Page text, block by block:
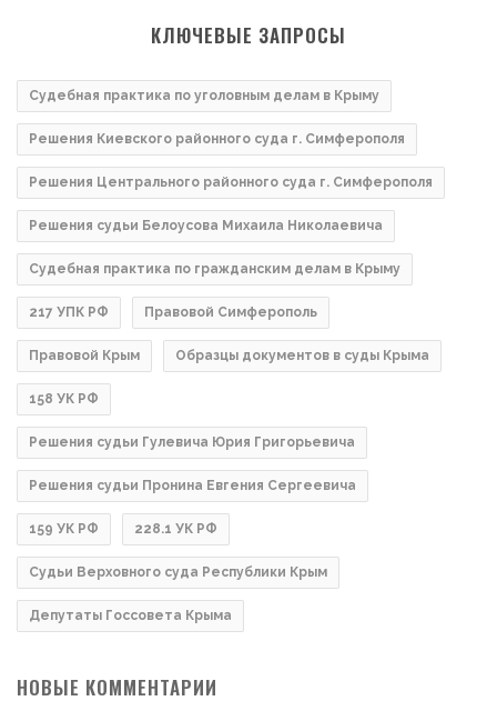
КЛЮЧЕВЫЕ ЗАПРОСЫ
Судебная практика по уголовным делам в Крыму
Решения Киевского районного суда г. Симферополя
Решения Центрального районного суда г. Симферополя
Решения судьи Белоусова Михаила Николаевича
Судебная практика по гражданским делам в Крыму
217 УПК РФ Правовой Симферополь
Правовой Крым Образцы документов в суды Крыма
158 УК РФ
Решения судьи Гулевича Юрия Григорьевича
Решения судьи Пронина Евгения Сергеевича
159 УК РФ 228.1 УК РФ
Судьи Верховного суда Республики Крым
Депутаты Госсовета Крыма
НОВЫЕ КОММЕНТАРИИ